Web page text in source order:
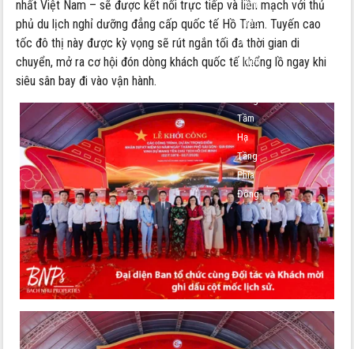
Tràm:
Bước
Đi
Chiến
Tầm
Hạ
Tầng
Phía
Đông
nhất Việt Nam – sẽ được kết nối trực tiếp và liền mạch với thủ
phủ du lịch nghỉ dưỡng đẳng cấp quốc tế Hồ Tràm. Tuyến cao
tốc đô thị này được kỳ vọng sẽ rút ngắn tối đa thời gian di
chuyển, mở ra cơ hội đón dòng khách quốc tế khổng lồ ngay khi
siêu sân bay đi vào vận hành.